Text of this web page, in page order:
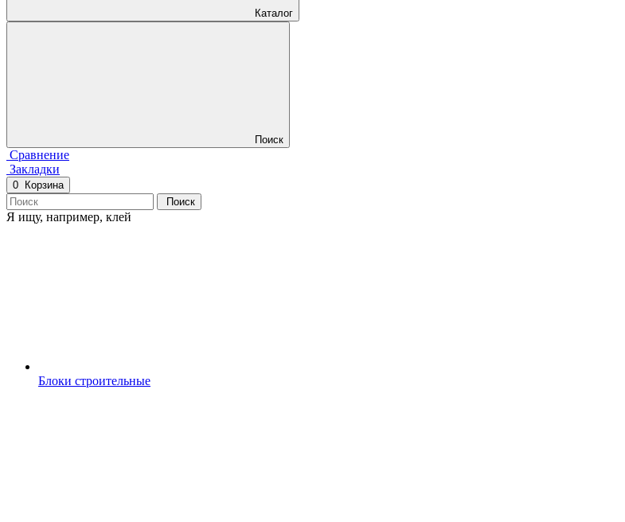
Каталог
Поиск
Сравнение
Закладки
0
Корзина
Поиск
Я ищу, например, клей
Блоки строительные